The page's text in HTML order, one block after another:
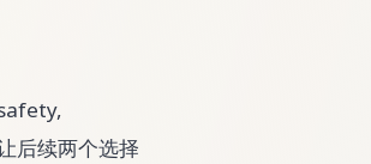
后续两个选择